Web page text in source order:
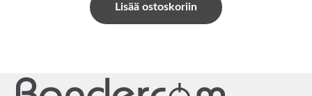
Lisää ostoskoriin